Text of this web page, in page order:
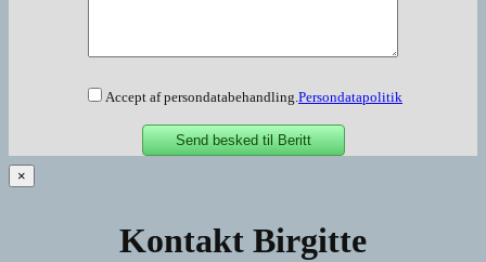
Accept af persondatabehandling. Persondatapolitik
×
Kontakt Birgitte